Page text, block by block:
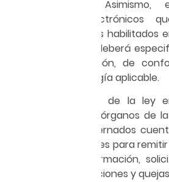
el destinatario.
documentos electrónicos
servidores públicos habilitados
firma electrónica deberá
y hora de creación, de
norma de metrología aplicable.
Con la aplicación de la ley
pretende que los órganos de
pública y los gobernados
aplicaciones móviles para
todo tipo de información,
recursos, reclamaciones y